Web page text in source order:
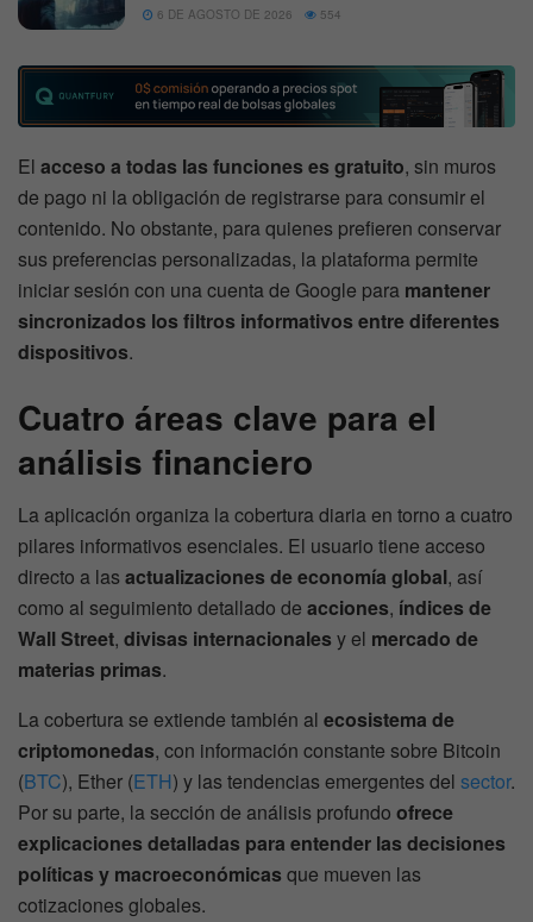
6 DE AGOSTO DE 2026 554
El acceso a todas las funciones es gratuito, sin muros
de pago ni la obligación de registrarse para consumir el
contenido. No obstante, para quienes prefieren conservar
sus preferencias personalizadas, la plataforma permite
iniciar sesión con una cuenta de Google para mantener
sincronizados los filtros informativos entre diferentes
dispositivos.
Cuatro áreas clave para el
análisis financiero
La aplicación organiza la cobertura diaria en torno a cuatro
pilares informativos esenciales. El usuario tiene acceso
directo a lasactualizaciones de economía global, así
como al seguimiento detallado de acciones, índices de
Wall Street, divisas internacionales y el mercado de
materias primas.
La cobertura se extiende también al ecosistema de
criptomonedas, con información constante sobre Bitcoin
(BTC), Ether (ETH) y las tendencias emergentes del sector.
Por su parte, la sección de análisis profundo ofrece
explicaciones detalladas para entender las decisiones
políticas y macroeconómicas que mueven las
cotizaciones globales.